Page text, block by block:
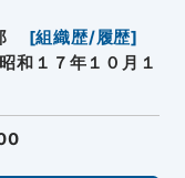
[組織歴/履歴]
昭和１７年１０月１